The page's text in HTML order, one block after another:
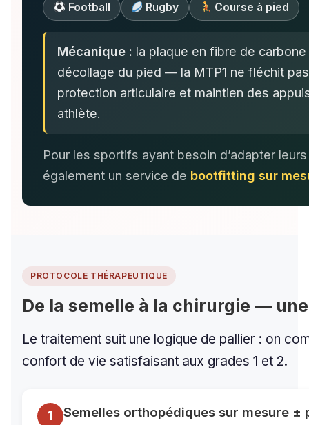
Football Rugby Course à pied
Mécanique : la plaque en fibre de
décollage du pied — la MTP1 ne fléchit
protection articulaire et maintien des
athlète.
Pour les sportifs ayant besoin d’adapter
également un service de bootfitting sur
PROTOCOLE THÉRAPEUTIQUE
De la semelle à la chirurgie —
Le traitement suit une logique de pallier : on
confort de vie satisfaisant aux grades 1 et 2.
1 Semelles orthopédiques sur mesure ±